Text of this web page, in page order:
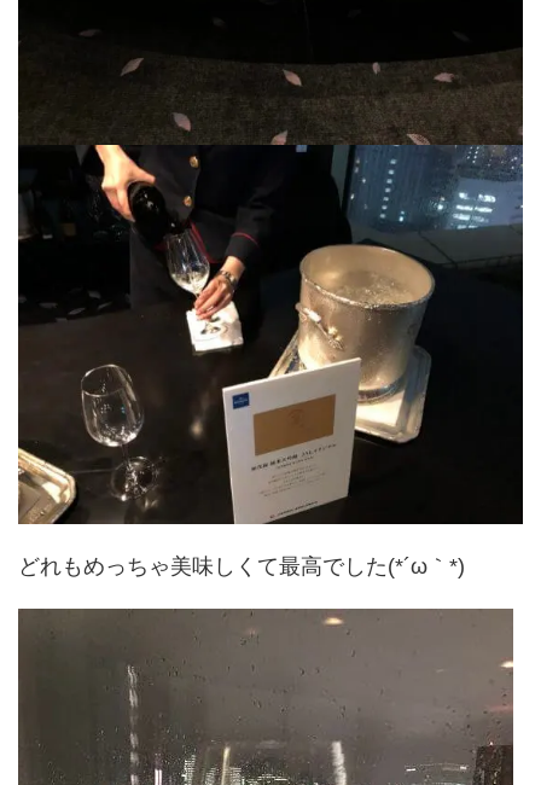
どれもめっちゃ美味しくて最高でした(*´ω｀*)